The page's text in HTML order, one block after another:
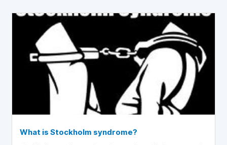
What is Stockholm syndrome?